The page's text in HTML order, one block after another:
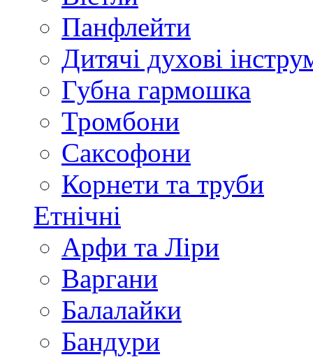
Панфлейти
Дитячі духові
Губна гармошка
Тромбони
Саксофони
Корнети та труби
Етнічні
Арфи та Ліри
Варгани
Балалайки
Бандури